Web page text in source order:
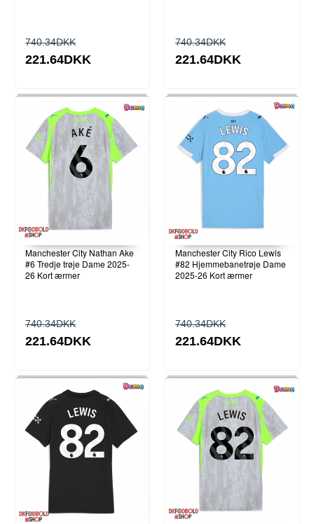
740.34DKK
221.64DKK
740.34DKK
221.64DKK
Manchester City Nathan Ake
#6 Tredje trøje Dame 2025-
26 Kort ærmer
740.34DKK
221.64DKK
Manchester City Rico Lewis
#82 Hjemmebanetrøje Dame
2025-26 Kort ærmer
740.34DKK
221.64DKK